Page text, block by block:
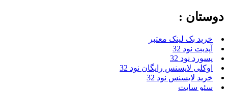
دوستان :
خرید بک لینک معتبر
آپدیت نود 32
پسورد نود 32
اوکلی لایسنس رایگان نود 32
خرید لایسنس نود 32
سئو سایت